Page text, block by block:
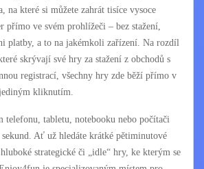
na které si můžete zahrát tisíce vysoce
ve svém prohlížeči – bez stažení,
platby, a to na jakémkoli zařízení. Na rozdíl
skrývají své hry za stažení z obchodů s
registrací, všechny hry zde běží přímo v
kliknutím.
telefonu, tabletu, notebooku nebo počítači
Ať už hledáte krátké pětiminutové
strategické či „idle“ hry, ke kterým se